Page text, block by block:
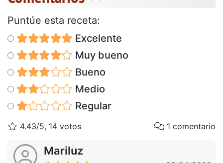
Puntúe esta receta:
Excelente
Muy bueno
Bueno
Medio
Regular
4.43/5, 14 votos 1 comentario
Mariluz